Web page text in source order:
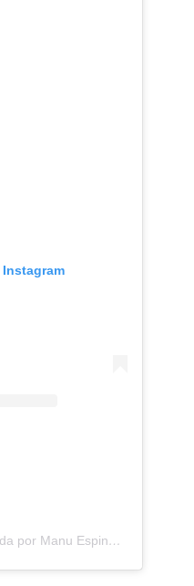
Una publicación compartida por Manu Espinosa Nevraumont (@manumanuti)